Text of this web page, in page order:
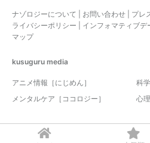
ナゾロジーについて お問い合わせ プレ
ライバシーポリシー
インフォマティブデ
マップ
kusuguru media
アニメ情報［にじめん］
科
メンタルケア［ココロジー］
心
© 2017-2026 nazology. all rights reserved.